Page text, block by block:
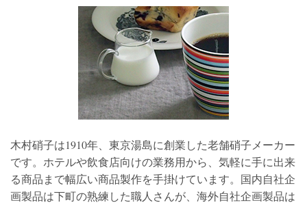
木村硝子は1910年、東京湯島に創業した老舗硝子メーカー
です。ホテルや飲食店向けの業務用から、気軽に手に出来
る商品まで幅広い商品製作を手掛けています。国内自社企
画製品は下町の熟練した職人さんが、海外自社企画製品は